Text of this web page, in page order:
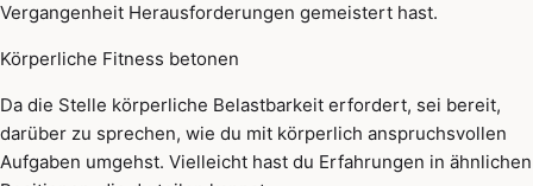
Vergangenheit Herausforderungen gemeistert hast.
Körperliche Fitness betonen
Da die Stelle körperliche Belastbarkeit erfordert, sei bereit,
darüber zu sprechen, wie du mit körperlich anspruchsvollen
Aufgaben umgehst. Vielleicht hast du Erfahrungen in ähnlichen